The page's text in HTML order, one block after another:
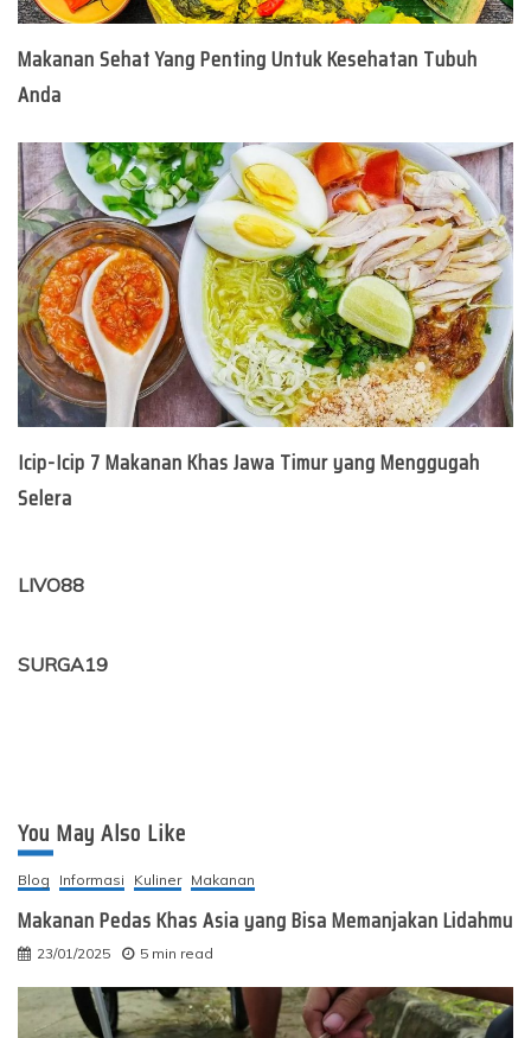
Makanan Sehat Yang Penting Untuk Kesehatan Tubuh
Anda
Icip-Icip 7 Makanan Khas Jawa Timur yang Menggugah
Selera
LIVO88
SURGA19
You May Also Like
Blog Informasi Kuliner Makanan
Makanan Pedas Khas Asia yang Bisa Memanjakan Lidahmu
23/01/2025 5 min read